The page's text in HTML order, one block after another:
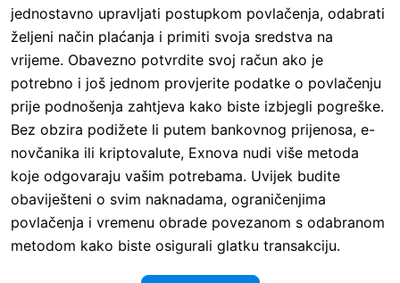
jednostavno upravljati postupkom povlačenja, odabrati
željeni način plaćanja i primiti svoja sredstva na
vrijeme. Obavezno potvrdite svoj račun ako je
potrebno i još jednom provjerite podatke o povlačenju
prije podnošenja zahtjeva kako biste izbjegli pogreške.
Bez obzira podižete li putem bankovnog prijenosa, e-
novčanika ili kriptovalute, Exnova nudi više metoda
koje odgovaraju vašim potrebama. Uvijek budite
obaviješteni o svim naknadama, ograničenjima
povlačenja i vremenu obrade povezanom s odabranom
metodom kako biste osigurali glatku transakciju.